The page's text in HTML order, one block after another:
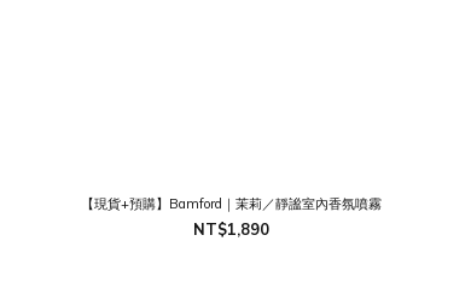
【現貨+預購】Bamford｜茉莉／靜謐室內香氛噴霧
NT$1,890